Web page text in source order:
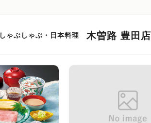
しゃぶしゃぶ・日本料理 木曽路 豊田店